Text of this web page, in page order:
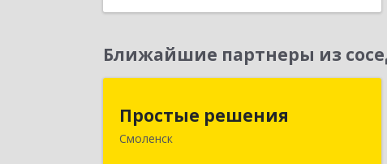
Ближайшие партнеры из
Простые решения
Смоленск
214015, Смоленская обл, Смоленск г,